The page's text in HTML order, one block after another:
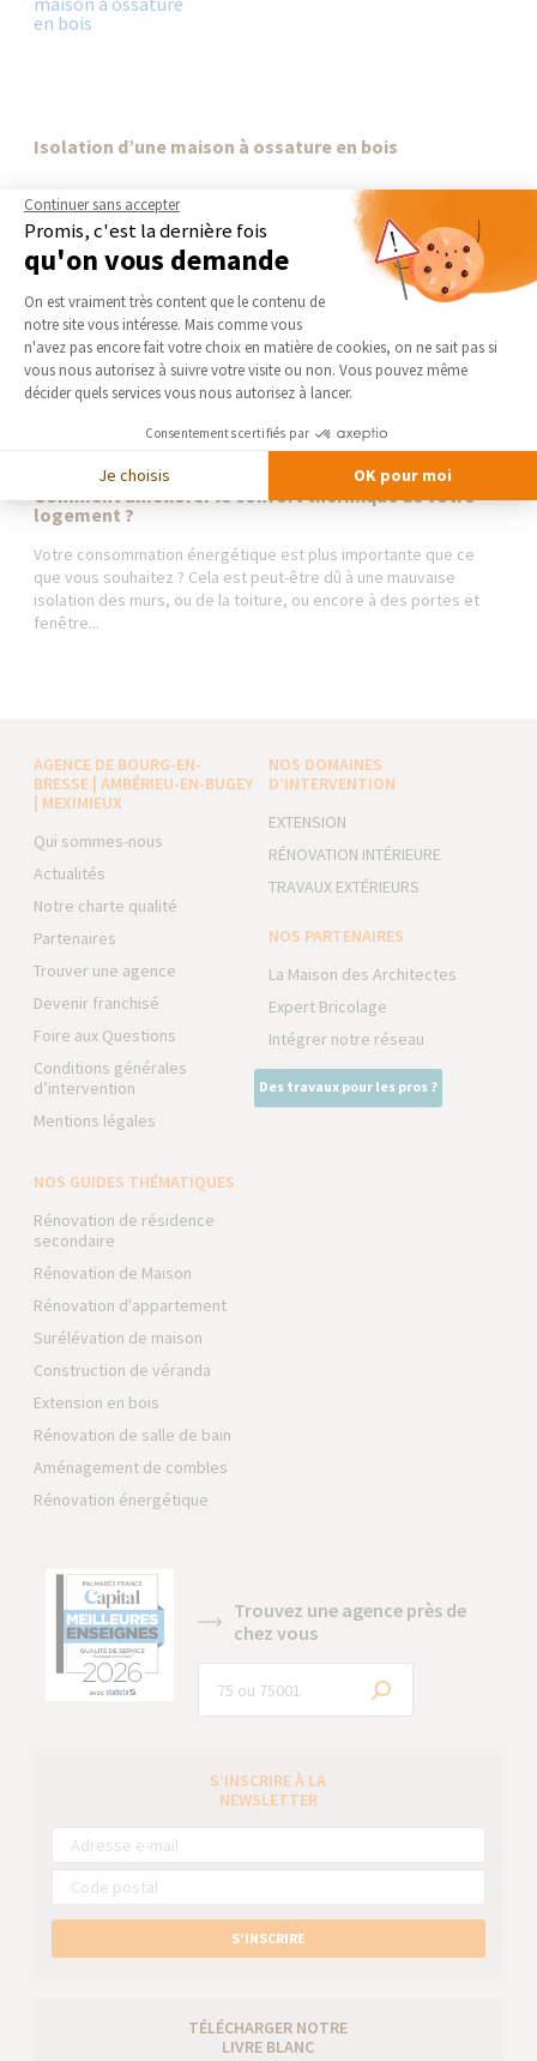
Isolation d’une maison à ossature en bois
Si vous êtes sensible à l’écologie, vous avez certainement déjà
été séduit par les maisons à ossature en bois. Non seulement
elles sont esthétiques, mais le bois qui est un...
Comment améliorer le confort thermique de votre
logement ?
Votre consommation énergétique est plus importante que ce
que vous souhaitez ? Cela est peut-être dû à une mauvaise
isolation des murs, ou de la toiture, ou encore à des portes et
fenêtre...
AGENCE DE BOURG-EN-
BRESSE | AMBÉRIEU-EN-BUGEY
| MEXIMIEUX
Qui sommes-nous
Actualités
Notre charte qualité
Partenaires
Trouver une agence
Devenir franchisé
Foire aux Questions
Conditions générales
d’intervention
Mentions légales
NOS DOMAINES
D’INTERVENTION
EXTENSION
RÉNOVATION INTÉRIEURE
TRAVAUX EXTÉRIEURS
NOS PARTENAIRES
La Maison des Architectes
Expert Bricolage
Intégrer notre réseau
Des travaux pour les pros ?
NOS GUIDES THÉMATIQUES
Rénovation de résidence
secondaire
Rénovation de Maison
Rénovation d'appartement
Surélévation de maison
Construction de véranda
Extension en bois
Rénovation de salle de bain
Aménagement de combles
Rénovation énergétique
Trouvez une agence près de
chez vous
S’INSCRIRE À LA
NEWSLETTER
S’INSCRIRE
TÉLÉCHARGER NOTRE
LIVRE BLANC
Continuer sans accepter
Promis, c'est la dernière fois
qu'on vous demande
Plateforme de Gestion du
On est vraiment très content que le contenu de
notre site vous intéresse. Mais comme vous
n'avez pas encore fait votre choix en matière de cookies, on ne sait pas si
vous nous autorisez à suivre votre visite ou non. Vous pouvez même
décider quels services vous nous autorisez à lancer.
Consentements certifiés par
Je choisis OK pour moi
Axeptio consent